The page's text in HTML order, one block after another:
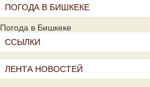
ПОГОДА В БИШКЕКЕ
Погода в Бишкеке
ССЫЛКИ
ЛЕНТА НОВОСТЕЙ